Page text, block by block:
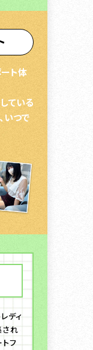
ト体
ている
いつで
ディ
れ
フ